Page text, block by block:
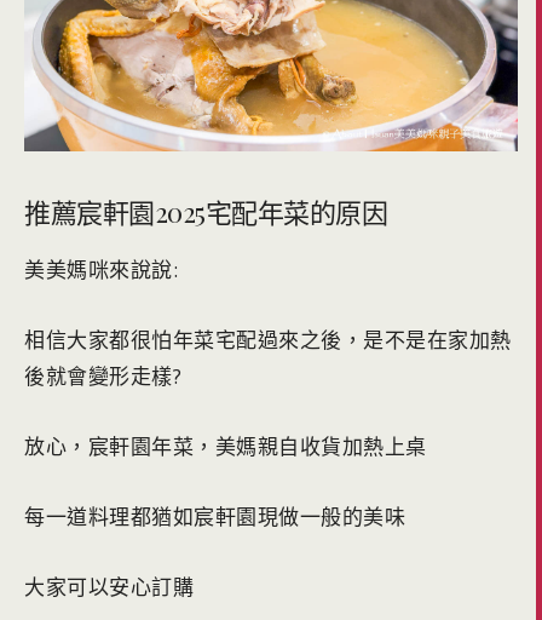
推薦宸軒園2025宅配年菜的原因
美美媽咪來說說:
相信大家都很怕年菜宅配過來之後，是不是在家加熱
後就會變形走樣?
放心，宸軒園年菜，美媽親自收貨加熱上桌
每一道料理都猶如宸軒園現做一般的美味
大家可以安心訂購